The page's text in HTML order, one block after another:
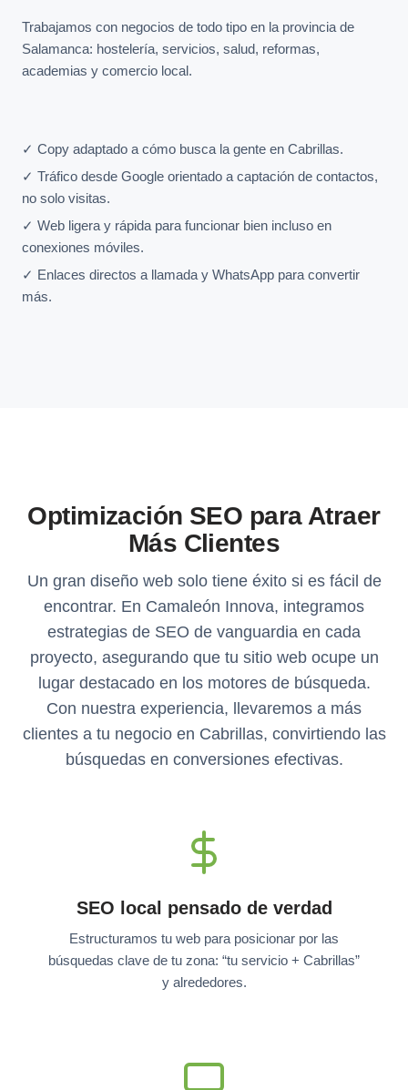
Trabajamos con negocios de todo tipo en la provincia de
Salamanca: hostelería, servicios, salud, reformas,
academias y comercio local.
✓ Copy adaptado a cómo busca la gente en Cabrillas.
✓ Tráfico desde Google orientado a captación de contactos,
no solo visitas.
✓ Web ligera y rápida para funcionar bien incluso en
conexiones móviles.
✓ Enlaces directos a llamada y WhatsApp para convertir
más.
Optimización SEO para Atraer
Más Clientes
Un gran diseño web solo tiene éxito si es fácil de
encontrar. En Camaleón Innova, integramos
estrategias de SEO de vanguardia en cada
proyecto, asegurando que tu sitio web ocupe un
lugar destacado en los motores de búsqueda.
Con nuestra experiencia, llevaremos a más
clientes a tu negocio en Cabrillas, convirtiendo las
búsquedas en conversiones efectivas.
SEO local pensado de verdad
Estructuramos tu web para posicionar por las
búsquedas clave de tu zona: “tu servicio + Cabrillas”
y alrededores.